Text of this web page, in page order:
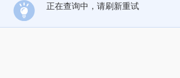
正在查询中，请刷新重试